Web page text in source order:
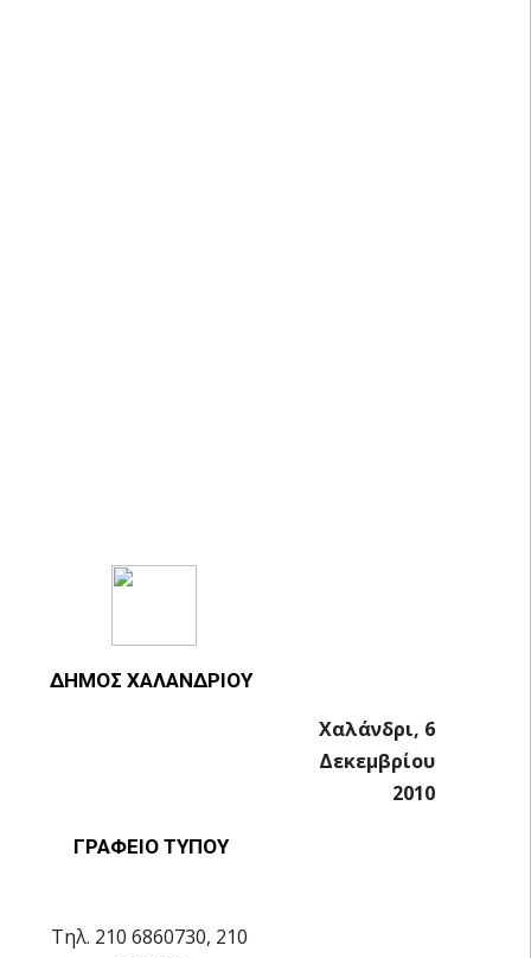
ΔΗΜΟΣ ΧΑΛΑΝΔΡΙΟΥ
Χαλάνδρι, 6
Δεκεμβρίου
2010
ΓΡΑΦΕΙΟ ΤΥΠΟΥ
Τηλ. 210 6860730, 210